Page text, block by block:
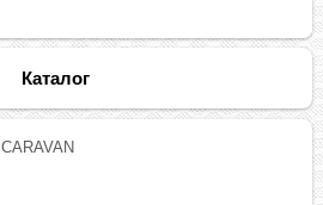
Каталог
CARAVAN